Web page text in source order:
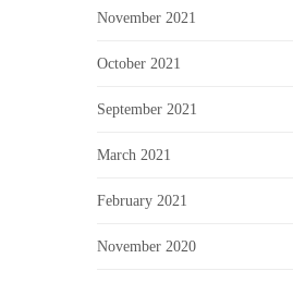
November 2021
October 2021
September 2021
March 2021
February 2021
November 2020